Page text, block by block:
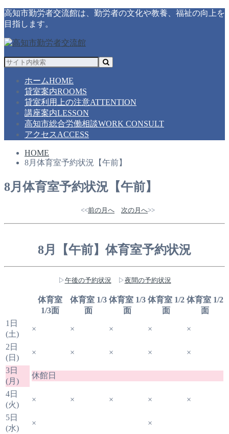
高知市勤労者交流館は、勤労者の文化や教養、福祉の向上を
目指します。
ホームHOME
貸室案内ROOMS
貸室利用上の注意ATTENTION
講座案内LESSON
高知市総合労働相談WORK CONSULT
アクセス ACCESS
HOME
8月体育室予約状況【午前】
8月体育室予約状況【午前】
<<前の月へ 次の月へ>>
8月【午前】体育室予約状況
▷午後の予約状況 ▷夜間の予約状況
体育室
1/3面
体育室 1/3
面
体育室 1/3
面
体育室 1/2
面
体育室 1/2
面
1日
(土)
× × × × ×
2日
(日)
× × × × ×
3日
(月)
休館日
4日
(火)
× × × × ×
5日
(水)
× ×